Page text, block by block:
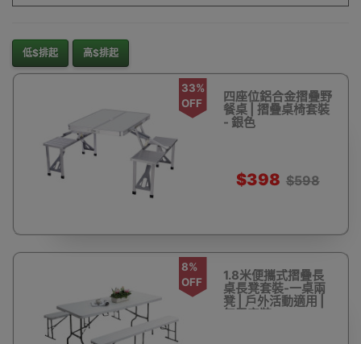
低$排起 高$排起
33%
OFF
四座位鋁合金摺疊野
餐桌 | 摺疊桌椅套裝
- 銀色
$398 $598
8%
OFF
1.8米便攜式摺疊長
桌長凳套裝-一桌兩
凳 | 戶外活動適用 |
無需安裝